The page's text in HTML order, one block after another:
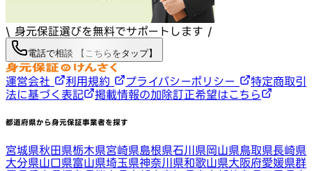
\ 身元保証選びを無料でサポートします /
電話で相談 【こちらをタップ】
運営会社 利用規約 プライバシーポリシー
特定商取引
法に基づく表記
掲載情報の加除訂正希望はこちら
都道府県から身元保証事業者を探す
宮城県秋田県栃木県宮崎県島根県石川県岡山県鳥取県長崎県
大分県山口県富山県埼玉県神奈川県和歌山県大阪府愛媛県群